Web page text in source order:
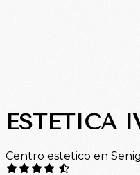
ESTETICA
Centro estetico en